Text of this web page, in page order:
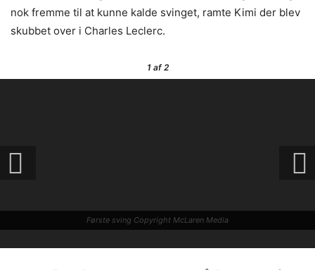
nok fremme til at kunne kalde svinget, ramte Kimi der blev
skubbet over i Charles Leclerc.
1af 2
Første sving Copyright McLaren Media